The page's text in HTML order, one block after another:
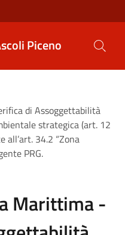
Piceno
di Assoggettabilità
strategica (art. 12
all’art. 34.2 “Zona
PRG.
Marittima -